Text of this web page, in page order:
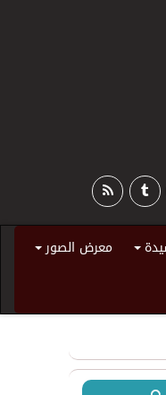
معرض الصور